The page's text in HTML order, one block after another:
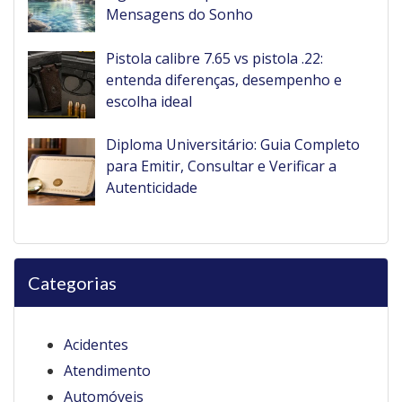
Mensagens do Sonho
Pistola calibre 7.65 vs pistola .22:
entenda diferenças, desempenho e
escolha ideal
Diploma Universitário: Guia Completo
para Emitir, Consultar e Verificar a
Autenticidade
Categorias
Acidentes
Atendimento
Automóveis